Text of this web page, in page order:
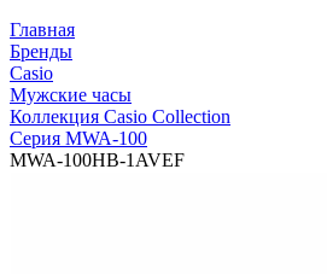
Главная
Бренды
Casio
Мужские часы
Коллекция Casio Collection
Серия MWA-100
MWA-100HB-1AVEF